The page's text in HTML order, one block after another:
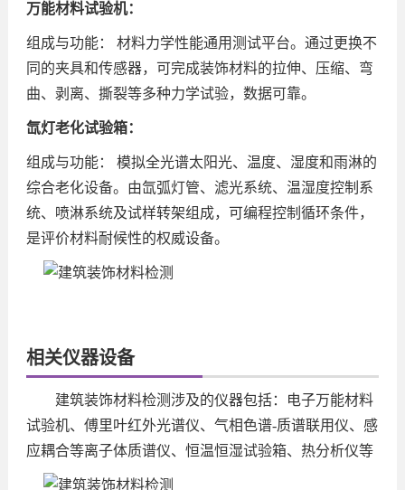
万能材料试验机：
组成与功能： 材料力学性能通用测试平台。通过更换不
同的夹具和传感器，可完成装饰材料的拉伸、压缩、弯
曲、剥离、撕裂等多种力学试验，数据可靠。
氙灯老化试验箱：
组成与功能： 模拟全光谱太阳光、温度、湿度和雨淋的
综合老化设备。由氙弧灯管、滤光系统、温湿度控制系
统、喷淋系统及试样转架组成，可编程控制循环条件，
是评价材料耐候性的权威设备。
相关仪器设备
建筑装饰材料检测涉及的仪器包括：电子万能材料
试验机、傅里叶红外光谱仪、气相色谱-质谱联用仪、感
应耦合等离子体质谱仪、恒温恒湿试验箱、热分析仪等